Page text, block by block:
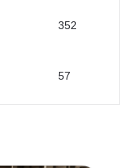
352
57